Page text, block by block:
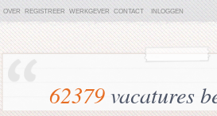
OVER REGISTREER WERKGEVER CONTACT INLOGGEN
62379vacatures